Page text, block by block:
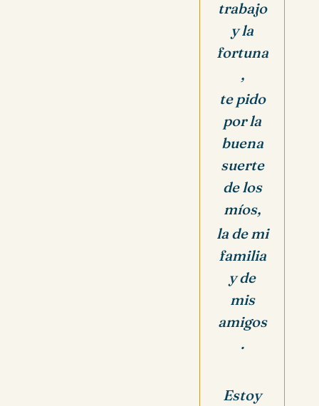
trabajo
y la
fortuna
,
te pido
por la
buena
suerte
de los
míos,
la de mi
familia
y de
mis
amigos
.
Estoy